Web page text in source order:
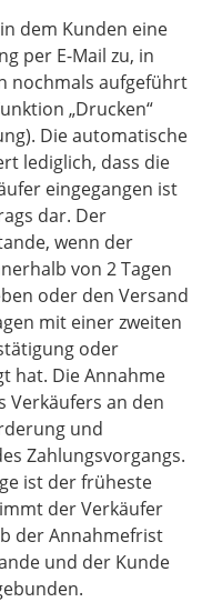
dem Kunden eine
per E-Mail zu, in
nochmals aufgeführt
„Drucken“
Die automatische
lediglich, dass die
eingegangen ist
dar. Der
wenn der
von 2 Tagen
oder den Versand
mit einer zweiten
oder
hat. Die Annahme
Verkäufers an den
und
Zahlungsvorgangs.
ist der früheste
der Verkäufer
der Annahmefrist
und der Kunde